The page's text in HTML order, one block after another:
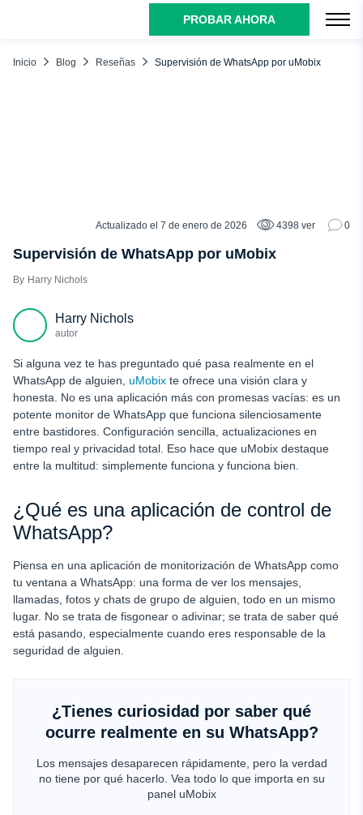
PROBAR AHORA
Inicio Blog Reseñas Supervisión de WhatsApp por uMobix
Actualizado el 7 de enero de 2026 4398 ver 0
Supervisión de WhatsApp por uMobix
Harry Nichols
Harry Nichols
autor
Si alguna vez te has preguntado qué pasa realmente en el
WhatsApp de alguien, uMobix te ofrece una visión clara y
honesta. No es una aplicación más con promesas vacías: es un
potente monitor de WhatsApp que funciona silenciosamente
entre bastidores. Configuración sencilla, actualizaciones en
tiempo real y privacidad total. Eso hace que uMobix destaque
entre la multitud: simplemente funciona y funciona bien.
¿Qué es una aplicación de control de
WhatsApp?
Piensa en una aplicación de monitorización de WhatsApp como
tu ventana a WhatsApp: una forma de ver los mensajes,
llamadas, fotos y chats de grupo de alguien, todo en un mismo
lugar. No se trata de fisgonear o adivinar; se trata de saber qué
está pasando, especialmente cuando eres responsable de la
seguridad de alguien.
¿Tienes curiosidad por saber qué
ocurre realmente en su WhatsApp?
Los mensajes desaparecen rápidamente, pero la verdad
no tiene por qué hacerlo. Vea todo lo que importa en su
panel uMobix
¿Qué es una aplicación de control de WhatsApp?